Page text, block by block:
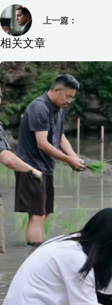
上一篇：
相关文章